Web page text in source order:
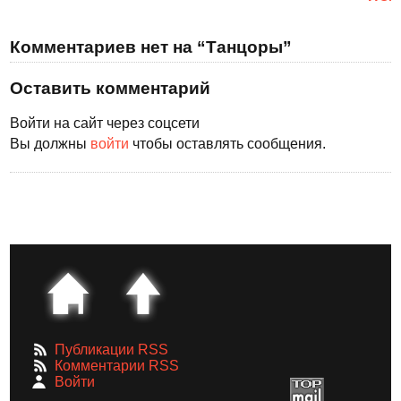
Комментариев нет на “Танцоры”
Оставить комментарий
Войти на сайт через соцсети
Вы должны войти чтобы оставлять сообщения.
Публикации RSS
Комментарии RSS
Войти